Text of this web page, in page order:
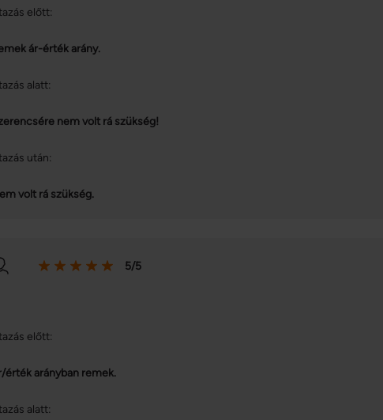
előtt:
ár-érték arány.
alatt:
nem volt rá szükség!
után:
volt rá szükség.
5/5
előtt:
érték arányban remek.
alatt: